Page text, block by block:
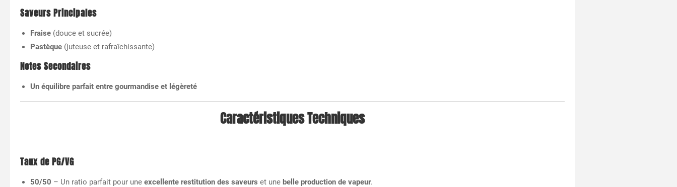
Saveurs Principales
Fraise (douce et sucrée)
Pastèque (juteuse et rafraîchissante)
Notes Secondaires
Un équilibre parfait entre gourmandise et légèreté
Caractéristiques Techniques
Taux de PG/VG
50/50 – Un ratio parfait pour une excellente restitution des saveurs et une belle production de vapeur.